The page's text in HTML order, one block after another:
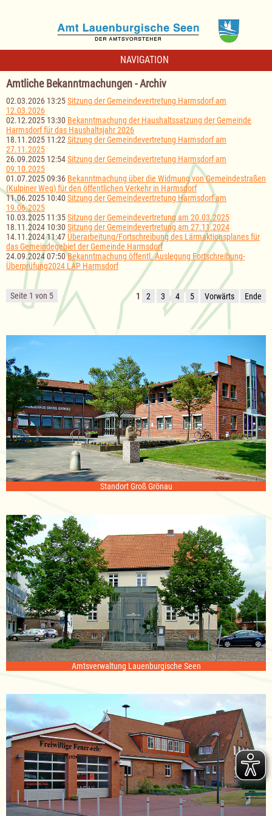
NAVIGATION
Amtliche Bekanntmachungen - Archiv
02.03.2026 13:25Sitzung der Gemeindevertretung Harmsdorf am
12.03.2026
02.12.2025 13:30 Bekanntmachung der Haushaltssatzung der Gemeinde
Harmsdorf für das Haushaltsjahr 2026
18.11.2025 11:22 Sitzung der Gemeindevertretung Harmsdorf am
27.11.2025
26.09.2025 12:54Sitzung der Gemeindevertretung Harmsdorf am
09.10.2025
01.07.2025 09:36 Bekanntmachung über die Widmung von Gemeindestraßen
(Kulpiner Weg) für den öffentlichen Verkehr in Harmsdorf
11.06.2025 10:40 Sitzung der Gemeindevertretung Harmsdorf am
19.06.2025
10.03.2025 11:35Sitzung der Gemeindevertretung am 20.03.2025
18.11.2024 10:30 Sitzung der Gemeindevertretung am 27.11.2024
14.11.2024 11:47 Überarbeitung/Fortschreibung des Lärmaktionsplanes für
das Gemeindegebiet der Gemeinde Harmsdorf
24.09.2024 07:50Bekanntmachung öffentl. Auslegung Fortschreibung-
Überprüfung2024 LAP Harmsdorf
Seite 1 von 5 1 2 3 4 5 Vorwärts Ende
Standort Groß Grönau
Amtsverwaltung Lauenburgische Seen